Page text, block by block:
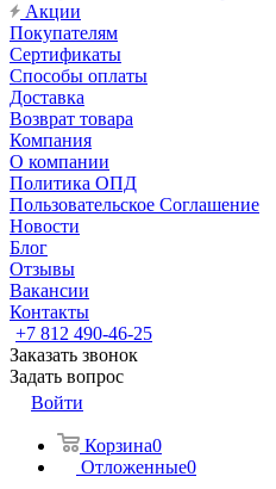
Акции
Покупателям
Сертификаты
Способы оплаты
Доставка
Возврат товара
Компания
О компании
Политика ОПД
Пользовательское Соглашение
Новости
Блог
Отзывы
Вакансии
Контакты
+7 812 490-46-25
Заказать звонок
Задать вопрос
Войти
Корзина0
Отложенные0